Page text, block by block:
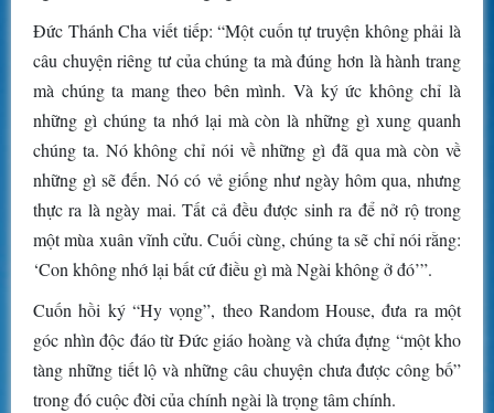
Đức Thánh Cha viết tiếp: “Một cuốn tự truyện không phải là
câu chuyện riêng tư của chúng ta mà đúng hơn là hành trang
mà chúng ta mang theo bên mình. Và ký ức không chỉ là
những gì chúng ta nhớ lại mà còn là những gì xung quanh
chúng ta. Nó không chỉ nói về những gì đã qua mà còn về
những gì sẽ đến. Nó có vẻ giống như ngày hôm qua, nhưng
thực ra là ngày mai. Tất cả đều được sinh ra để nở rộ trong
một mùa xuân vĩnh cửu. Cuối cùng, chúng ta sẽ chỉ nói rằng:
‘Con không nhớ lại bất cứ điều gì mà Ngài không ở đó’”.
Cuốn hồi ký “Hy vọng”, theo Random House, đưa ra một
góc nhìn độc đáo từ Đức giáo hoàng và chứa đựng “một kho
tàng những tiết lộ và những câu chuyện chưa được công bố”
trong đó cuộc đời của chính ngài là trọng tâm chính.